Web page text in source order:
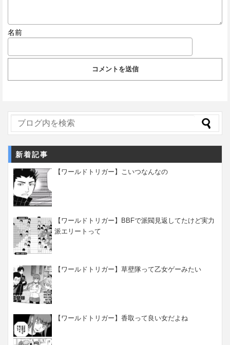
名前
新着記事
【ワールドトリガー】こいつなんなの
【ワールドトリガー】BBFで派閥見返してたけど実力
派エリートって
【ワールドトリガー】草壁隊って乙女ゲーみたい
【ワールドトリガー】香取って良い女だよね